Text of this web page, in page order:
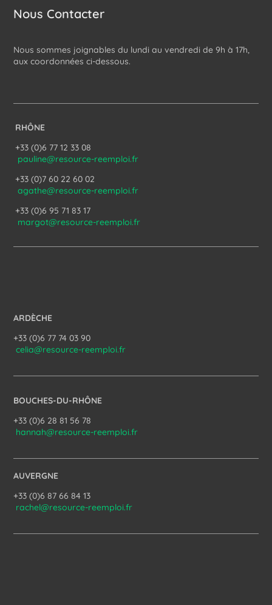
Nous Contacter
Nous sommes joignables du lundi au vendredi de 9h à 17h,
aux coordonnées ci-dessous.
RHÔNE
+33 (0)6 77 12 33 08
pauline@resource-reemploi.fr
+33 (0)7 60 22 60 02
agathe@resource-reemploi.fr
+33 (0)6 95 71 83 17
margot@resource-reemploi.fr
ARDÈCHE
+33 (0)6 77 74 03 90
celia@resource-reemploi.fr
BOUCHES-DU-RHÔNE
+33 (0)6 28 81 56 78
hannah@resource-reemploi.fr
AUVERGNE
+33 (0)6 87 66 84 13
rachel@resource-reemploi.fr